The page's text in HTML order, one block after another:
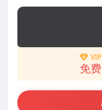
VIP
免费